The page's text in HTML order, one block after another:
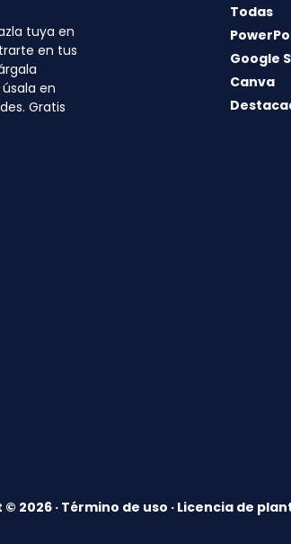
tuya en
en tus
en
Gratis
Todas
Google
Canva
2026 ·Término de uso · Licencia de